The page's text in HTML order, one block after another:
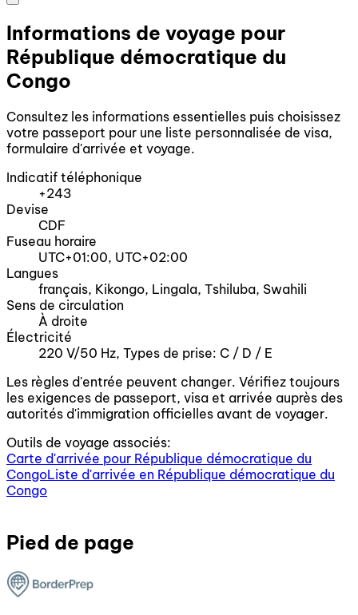
Informations de voyage pour
République démocratique du
Congo
Consultez les informations essentielles puis choisissez
votre passeport pour une liste personnalisée de visa,
formulaire d'arrivée et voyage.
Indicatif téléphonique
+243
Devise
CDF
Fuseau horaire
UTC+01:00, UTC+02:00
Langues
français, Kikongo, Lingala, Tshiluba, Swahili
Sens de circulation
À droite
Électricité
220 V/50 Hz, Types de prise: C / D / E
Les règles d'entrée peuvent changer. Vérifiez toujours
les exigences de passeport, visa et arrivée auprès des
autorités d'immigration officielles avant de voyager.
Outils de voyage associés:
Carte d'arrivée pour République démocratique du
CongoListe d'arrivée en République démocratique du
Congo
Pied de page